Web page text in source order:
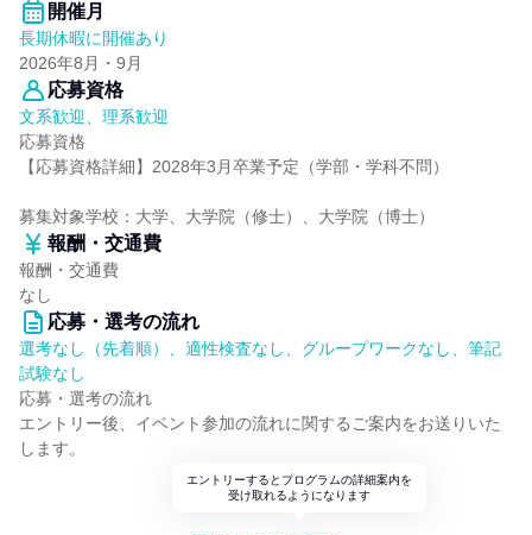
開催月
長期休暇に開催あり
2026年8月・9月
応募資格
文系歓迎、理系歓迎
応募資格
【応募資格詳細】2028年3月卒業予定（学部・学科不問）
募集対象学校：大学、大学院（修士）、大学院（博士）
報酬・交通費
報酬・交通費
なし
応募・選考の流れ
選考なし（先着順）、適性検査なし、グループワークなし、筆記
試験なし
応募・選考の流れ
エントリー後、イベント参加の流れに関するご案内をお送りいた
します。
エントリーするとプログラムの詳細案内を
受け取れるようになります